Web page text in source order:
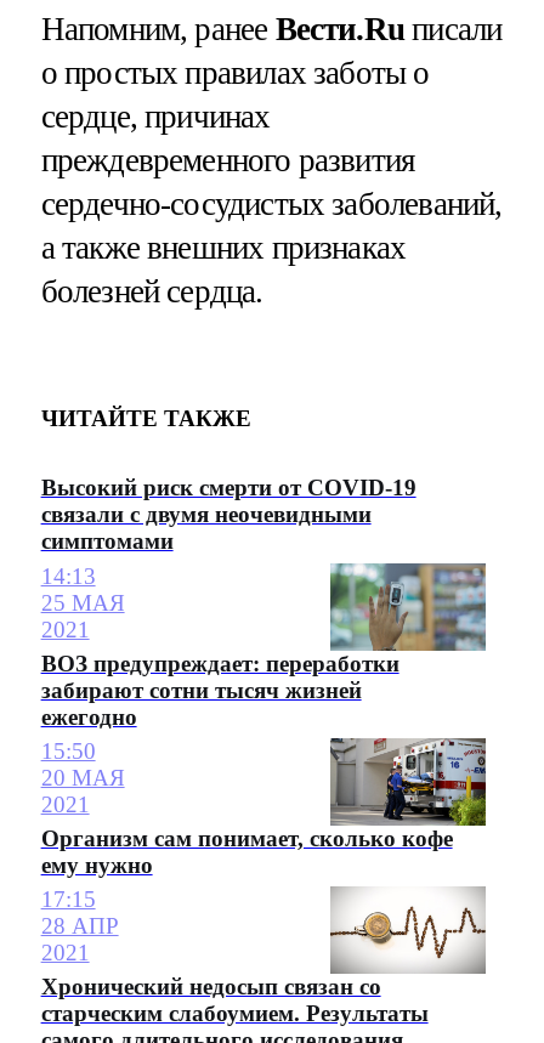
Напомним, ранее Вести.Ru писали
о простых правилах заботы о
сердце, причинах
преждевременного развития
сердечно-сосудистых заболеваний,
а также внешних признаках
болезней сердца.
ЧИТАЙТЕ ТАКЖЕ
Высокий риск смерти от COVID-19
связали с двумя неочевидными
симптомами
14:13
25 МАЯ
2021
ВОЗ предупреждает: переработки
забирают сотни тысяч жизней
ежегодно
15:50
20 МАЯ
2021
Организм сам понимает, сколько кофе
ему нужно
17:15
28 АПР
2021
Хронический недосып связан со
старческим слабоумием. Результаты